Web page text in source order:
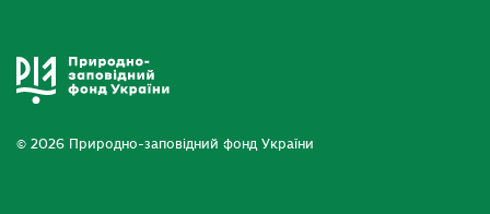
© 2026 Природно-заповідний фонд України